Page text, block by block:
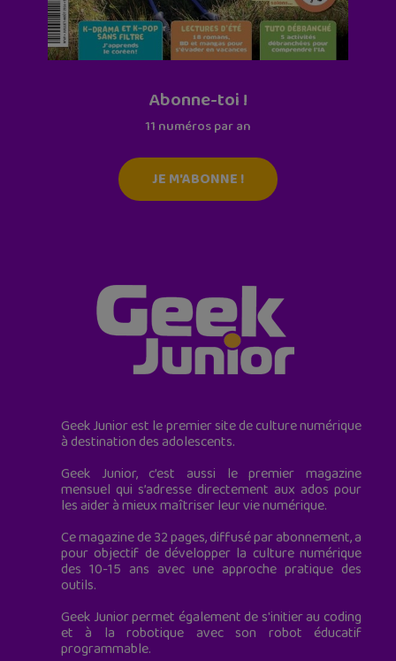
Abonne-toi !
11 numéros par an
JE M'ABONNE !
Geek Junior est le premier site de culture numérique
à destination des adolescents.
Geek Junior, c’est aussi le premier magazine
mensuel qui s’adresse directement aux ados pour
les aider à mieux maîtriser leur vie numérique.
Ce magazine de 32 pages, diffusé par abonnement, a
pour objectif de développer la culture numérique
des 10-15 ans avec une approche pratique des
outils.
Geek Junior permet également de s'initier au coding
et à la robotique avec son robot éducatif
programmable.